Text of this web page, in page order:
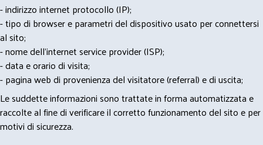
- indirizzo internet protocollo (IP);
- tipo di browser e parametri del dispositivo usato per connettersi
al sito;
- nome dell'internet service provider (ISP);
- data e orario di visita;
- pagina web di provenienza del visitatore (referral) e di uscita;
Le suddette informazioni sono trattate in forma automatizzata e
raccolte al fine di verificare il corretto funzionamento del sito e per
motivi di sicurezza.